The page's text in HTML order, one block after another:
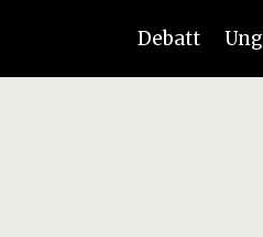
Debatt Ung